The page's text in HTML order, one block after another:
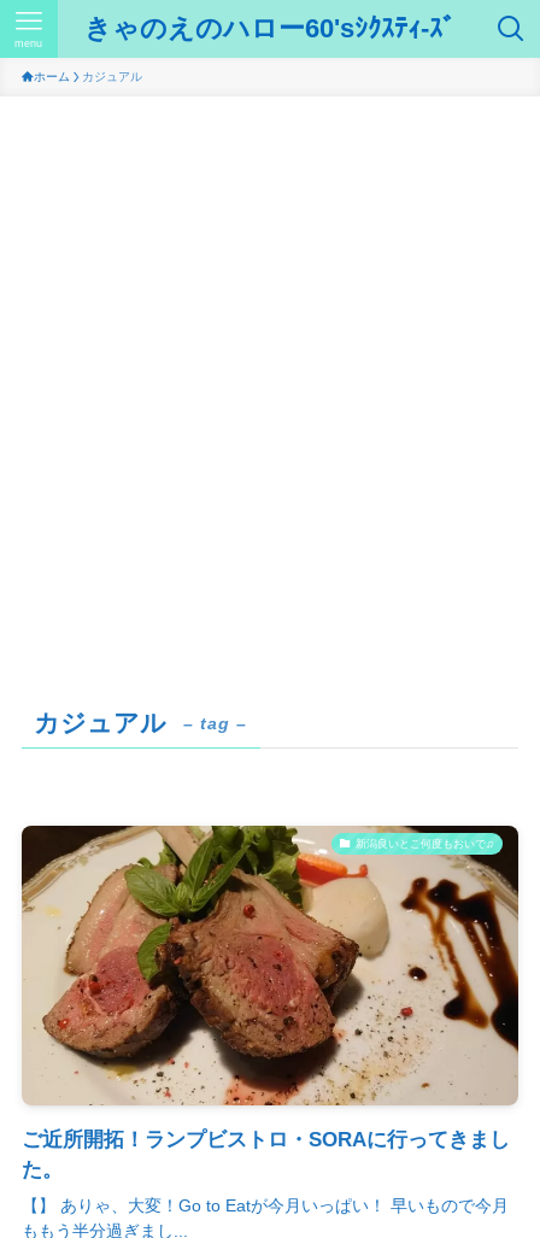
きゃのえのハロー60'sｼｸｽﾃｨ-ｽﾞ
menu
ホーム カジュアル
カジュアル – tag –
新潟良いとこ何度もおいで♫
ご近所開拓！ランプビストロ・SORAに行ってきまし
た。
【】 ありゃ、大変！Go to Eatが今月いっぱい！ 早いもので今月
ももう半分過ぎまし...